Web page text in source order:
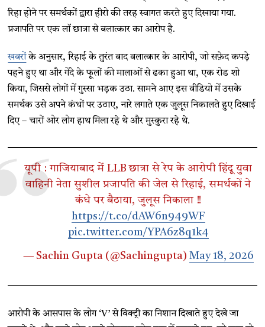
रिहा होने पर समर्थकों द्वारा हीरो की तरह स्वागत करते हुए दिखाया गया.
प्रजापति पर एक लॉ छात्रा से बलात्कार का आरोप है.
खबरोंके अनुसार, रिहाई के तुरंत बाद बलात्कार के आरोपी, जो सफ़ेद कपड़े
पहने हुए था और गेंदे के फूलों की मालाओं से ढका हुआ था, एक रोड शो
किया, जिससे लोगों में गुस्सा भड़क उठा. सामने आए इस वीडियो में उसके
समर्थक उसे अपने कंधों पर उठाए, नारे लगाते एक जुलूस निकालते हुए दिखाई
दिए – चारों ओर लोग हाथ मिला रहे थे और मुस्कुरा रहे थे.
यूपी : गाजियाबाद में LLB छात्रा से रेप के आरोपी हिंदू युवा
वाहिनी नेता सुशील प्रजापति की जेल से रिहाई, समर्थकों ने
कंधे पर बैठाया, जुलूस निकाला !!
https://t.co/dAW6n949WF
pic.twitter.com/YPA6z8q1k4
— Sachin Gupta (@Sachingupta) May 18, 2026
आरोपी के आसपास के लोग ‘V’ से विक्ट्री का निशान दिखाते हुए देखे जा